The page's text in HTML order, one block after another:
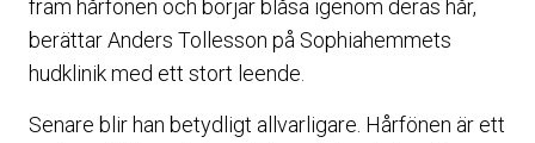
fram hårfönen och börjar blåsa igenom deras hår,
berättar Anders Tollesson på Sophiahemmets
hudklinik med ett stort leende.
Senare blir han betydligt allvarligare. Hårfönen är ett